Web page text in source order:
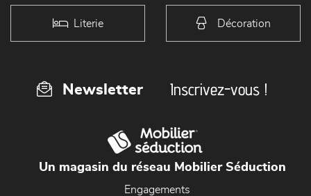
Literie Décoration
Newsletter Inscrivez-vous !
Un magasin du réseau Mobilier Séduction
Engagements